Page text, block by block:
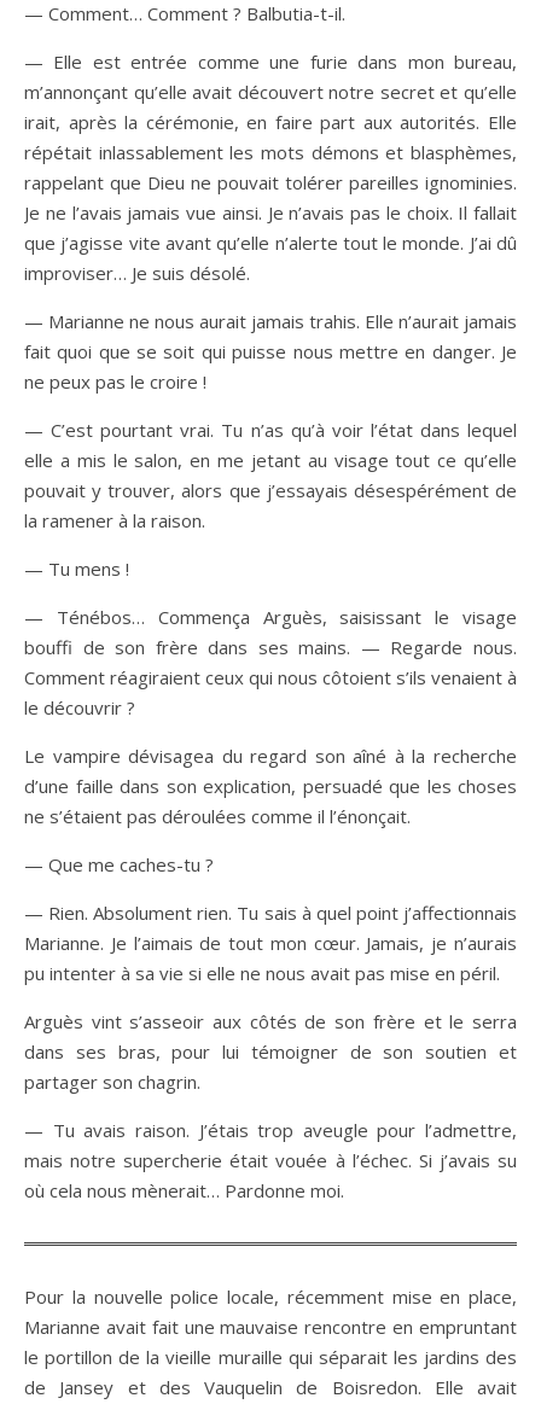
— Comment… Comment ? Balbutia-t-il.
— Elle est entrée comme une furie dans mon bureau,
m’annonçant qu’elle avait découvert notre secret et qu’elle
irait, après la cérémonie, en faire part aux autorités. Elle
répétait inlassablement les mots démons et blasphèmes,
rappelant que Dieu ne pouvait tolérer pareilles ignominies.
Je ne l’avais jamais vue ainsi. Je n’avais pas le choix. Il fallait
que j’agisse vite avant qu’elle n’alerte tout le monde. J’ai dû
improviser… Je suis désolé.
— Marianne ne nous aurait jamais trahis. Elle n’aurait jamais
fait quoi que se soit qui puisse nous mettre en danger. Je
ne peux pas le croire !
— C’est pourtant vrai. Tu n’as qu’à voir l’état dans lequel
elle a mis le salon, en me jetant au visage tout ce qu’elle
pouvait y trouver, alors que j’essayais désespérément de
la ramener à la raison.
— Tu mens !
— Ténébos… Commença Arguès, saisissant le visage
bouffi de son frère dans ses mains. — Regarde nous.
Comment réagiraient ceux qui nous côtoient s’ils venaient à
le découvrir ?
Le vampire dévisagea du regard son aîné à la recherche
d’une faille dans son explication, persuadé que les choses
ne s’étaient pas déroulées comme il l’énonçait.
— Que me caches-tu ?
— Rien. Absolument rien. Tu sais à quel point j’affectionnais
Marianne. Je l’aimais de tout mon cœur. Jamais, je n’aurais
pu intenter à sa vie si elle ne nous avait pas mise en péril.
Arguès vint s’asseoir aux côtés de son frère et le serra
dans ses bras, pour lui témoigner de son soutien et
partager son chagrin.
— Tu avais raison. J’étais trop aveugle pour l’admettre,
mais notre supercherie était vouée à l’échec. Si j’avais su
où cela nous mènerait… Pardonne moi.
Pour la nouvelle police locale, récemment mise en place,
Marianne avait fait une mauvaise rencontre en empruntant
le portillon de la vieille muraille qui séparait les jardins des
de Jansey et des Vauquelin de Boisredon. Elle avait